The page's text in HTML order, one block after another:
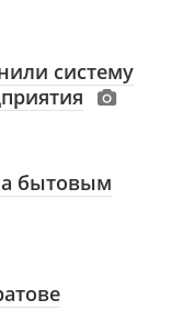
систему
бытовым